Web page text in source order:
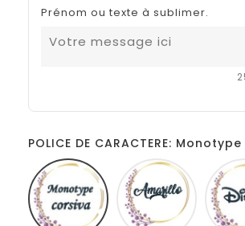
Prénom ou texte à sublimer.
POLICE DE CARACTERE:
Monotype
corsiva
Amarillo